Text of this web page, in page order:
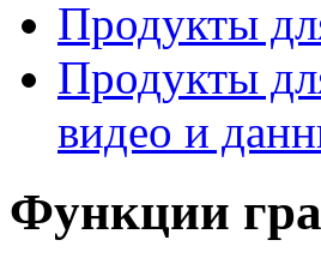
Продукты
Продукты
видео и
Функции